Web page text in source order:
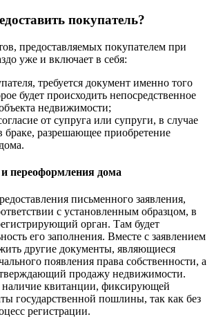
покупатель?
предоставляемых покупателем при
уже и включает в себя:
требуется документ именно того
будет происходить непосредственное
недвижимости;
от супруга или супруги, в случае
браке, разрешающее приобретение
переоформления дома
письменного заявления,
с установленным образцом, в
орган. Там будет
его заполнения. Вместе с заявлением
другие документы, являющиеся
появления права собственности, а
продажу недвижимости.
наличие квитанции, фиксирующей
государственной пошлины, так как без
регистрации.